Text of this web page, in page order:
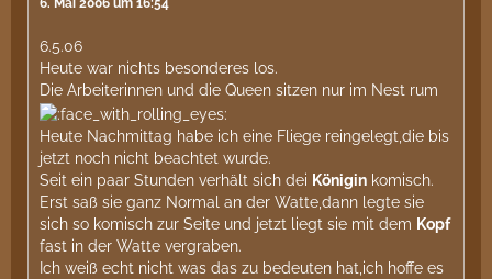
6. Mai 2006 um 16:54
6.5.06
Heute war nichts besonderes los.
Die Arbeiterinnen und die Queen sitzen nur im Nest rum
Heute Nachmittag habe ich eine Fliege reingelegt,die bis
jetzt noch nicht beachtet wurde.
Seit ein paar Stunden verhält sich dei Königin komisch.
Erst saß sie ganz Normal an der Watte,dann legte sie
sich so komisch zur Seite und jetzt liegt sie mit dem Kopf
fast in der Watte vergraben.
Ich weiß echt nicht was das zu bedeuten hat,ich hoffe es